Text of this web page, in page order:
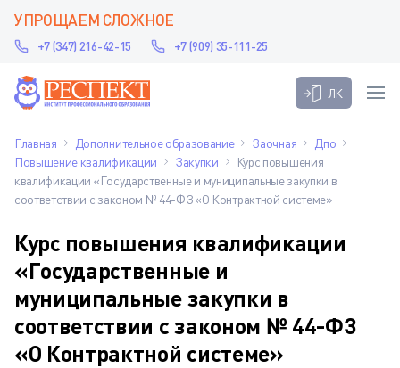
УПРОЩАЕМ СЛОЖНОЕ
+7 (347) 216-42-15 +7 (909) 35-111-25
ЛК
Главная Дополнительное образование Заочная
Дпо
Повышение квалификации
Закупки
Курс повышения
квалификации «Государственные и муниципальные закупки в
соответствии с законом № 44-ФЗ «О Контрактной системе»
Курс повышения квалификации
«Государственные и
муниципальные закупки в
соответствии с законом № 44-ФЗ
«О Контрактной системе»